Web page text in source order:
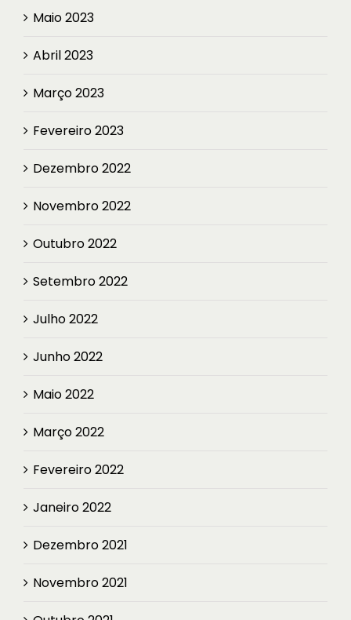
Maio 2023
Abril 2023
Março 2023
Fevereiro 2023
Dezembro 2022
Novembro 2022
Outubro 2022
Setembro 2022
Julho 2022
Junho 2022
Maio 2022
Março 2022
Fevereiro 2022
Janeiro 2022
Dezembro 2021
Novembro 2021